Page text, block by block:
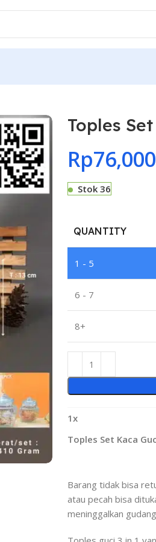
Toples
Rp76,000
Stok 36
QUANTITY
1 - 5
6 - 7
8+
1x
Toples Set Kaca
Barang tidak bisa
atau pecah bisa
meninggalkan